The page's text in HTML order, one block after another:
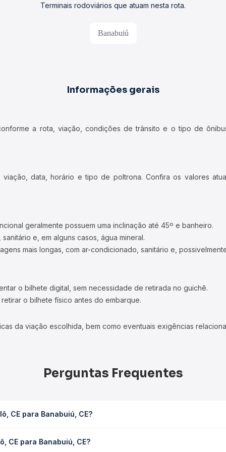
Terminais rodoviários que atuam nesta rota.
Banabuiú
Informações gerais
a rota, viação, condições de trânsito e o tipo de
data, horário e tipo de poltrona. Confira os valores
geralmente possuem uma inclinação até 45º e banheiro.
e, em alguns casos, água mineral.
mais longas, com ar-condicionado, sanitário e,
o bilhete digital, sem necessidade de retirada no guichê.
o bilhete físico antes do embarque.
da viação escolhida, bem como eventuais exigências
Perguntas Frequentes
CE para Banabuiú, CE?
os horários disponíveis e vê a duração exata de cada
CE para Banabuiú, CE?